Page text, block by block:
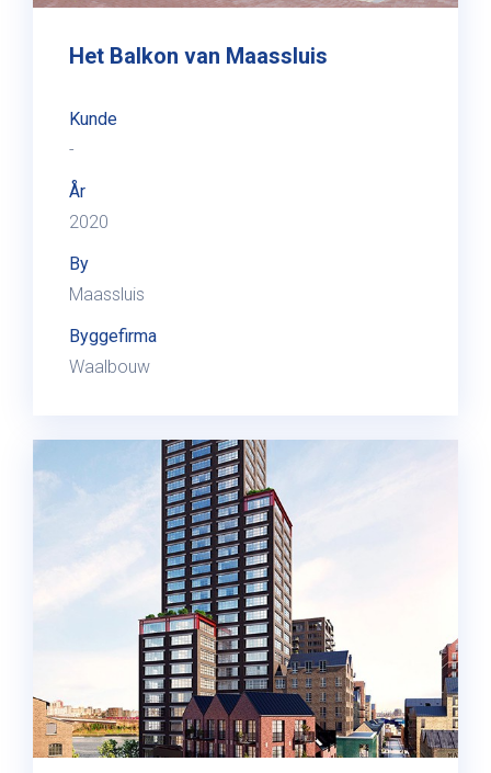
Het Balkon van Maassluis
Kunde
-
År
2020
By
Maassluis
Byggefirma
Waalbouw